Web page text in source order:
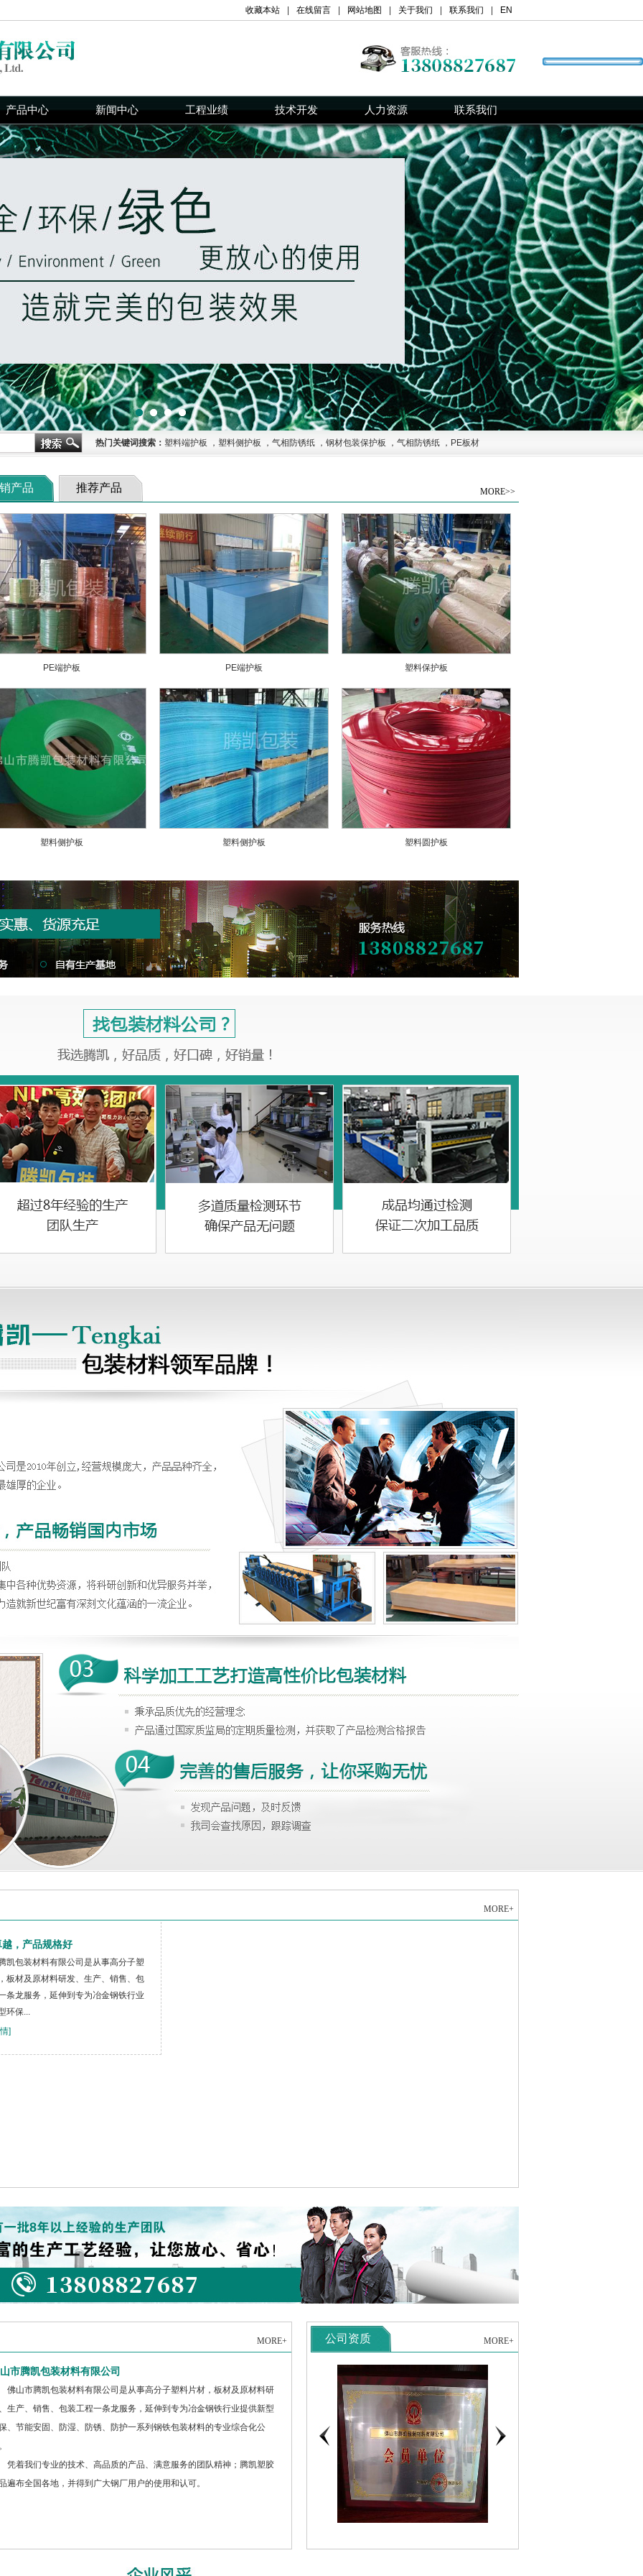
收藏本站 在线留言 网站地图 关于我们 联系我们 EN
产品中心 新闻中心 工程业绩 技术开发 人力资源 联系我们
热门关键词搜索： 塑料端护板 ， 塑料侧护板 ， 气相防锈纸 ， 钢材包装保护板 ， 气相防锈纸 ， PE板材
产品 推荐产品 MORE>>
PE端护板 PE端护板 塑料保护板
塑料侧护板 塑料侧护板 塑料圆护板
MORE+
，产品规格好
凯包装材料有限公司是从事高分子塑
板材及原材料研发、生产、销售、包
条龙服务，延伸到专为冶金钢铁行业
环保...
]
MORE+
市腾凯包装材料有限公司
市腾凯包装材料有限公司是从事高分子塑料片材，板材及原材料研
生产、销售、包装工程一条龙服务，延伸到专为冶金钢铁行业提供新型
、节能安固、防湿、防锈、防护一系列钢铁包装材料的专业综合化公
我们专业的技术、高品质的产品、满意服务的团队精神；腾凯塑胶
遍布全国各地，并得到广大钢厂用户的使用和认可。
公司资质 MORE+